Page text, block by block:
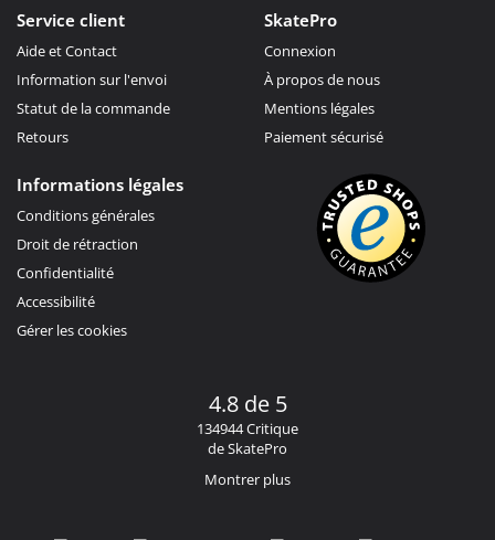
Service client
Aide et Contact
Information sur l'envoi
Statut de la commande
Retours
SkatePro
Connexion
À propos de nous
Mentions légales
Paiement sécurisé
Informations légales
Conditions générales
Droit de rétraction
Confidentialité
Accessibilité
Gérer les cookies
4.8 de 5
134944 Critique
de SkatePro
Montrer plus